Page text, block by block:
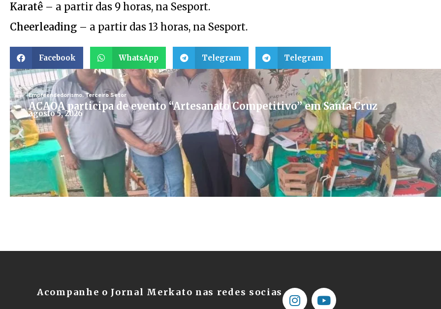
Karatê – a partir das 9 horas, na Sesport.
Cheerleading – a partir das 13 horas, na Sesport.
Facebook WhatsApp Telegram Telegram
Empreendedorismo,Terceiro Setor
ACAOA participa de evento “Artesanato Competitivo” em Santa Cruz
agosto 5, 2026
Acompanhe o Jornal Merkato nas redes socias